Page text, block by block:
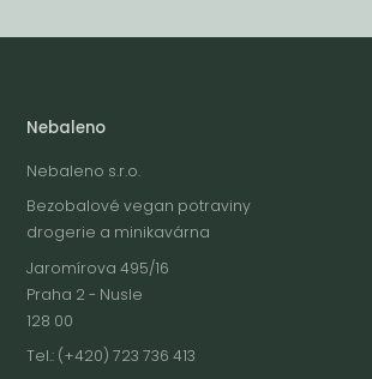
Nebaleno
Nebaleno s.r.o.
Bezobalové vegan potraviny
drogerie a minikavárna
Jaromírova 495/16
Praha 2 - Nusle
128 00
Tel.: (+420) 723 736 413